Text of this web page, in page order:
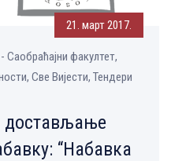
21. март 2017.
Саобраћајни факултет,
Све Вијести, Тендери
достављање
“Набавка